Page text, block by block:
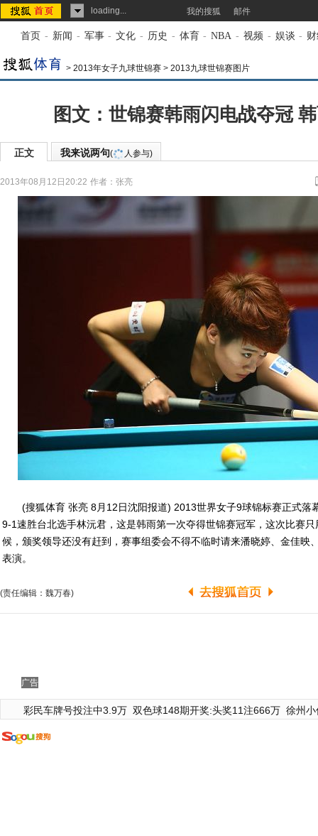
loading... 我的搜狐 邮件
首页 - 新闻 - 军事 - 文化 - 历史 - 体育 - NBA - 视频 - 娱谈 -
> 2013年女子九球世锦赛 > 2013九球世锦赛图片
图文：世锦赛韩雨闪电战夺冠
正文 我来说两句( 人参与)
2013年08月12日20:22 作者：张亮
(搜狐体育 张亮 8月12日沈阳报道) 2013世界女子9球锦标赛正式落
9-1速胜台北选手林沅君，这是韩雨第一次夺得世锦赛冠军，这次比赛
候，颁奖领导还没有赶到，赛事组委会不得不临时请来潘晓婷、金佳映
表演。
(责任编辑：魏万春)
广告
彩民车牌号投注中3.9万 双色球148期开奖:头奖11注666万 徐州